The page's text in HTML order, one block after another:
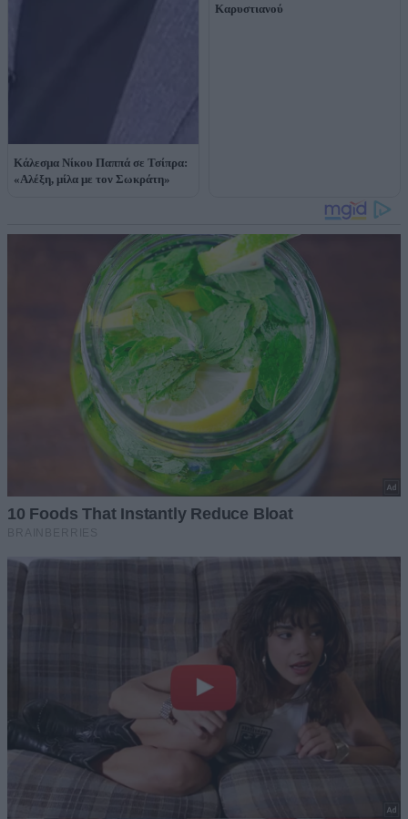
Κάλεσμα Νίκου Παππά σε Τσίπρα:
«Αλέξη, μίλα με τον Σωκράτη»
Καρυστιανού